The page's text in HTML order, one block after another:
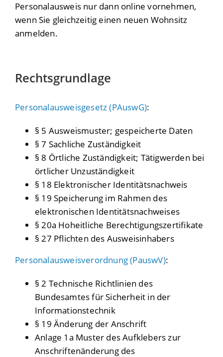
Personalausweis nur dann online vornehmen,
wenn Sie gleichzeitig einen neuen Wohnsitz
anmelden.
Rechtsgrundlage
Personalausweisgesetz (PAuswG):
§ 5 Ausweismuster; gespeicherte Daten
§ 7 Sachliche Zuständigkeit
§ 8 Örtliche Zuständigkeit; Tätigwerden bei
örtlicher Unzuständigkeit
§ 18 Elektronischer Identitätsnachweis
§ 19 Speicherung im Rahmen des
elektronischen Identitätsnachweises
§ 20a Hoheitliche Berechtigungszertifikate
§ 27 Pflichten des Ausweisinhabers
Personalausweisverordnung (PauswV):
§ 2 Technische Richtlinien des
Bundesamtes für Sicherheit in der
Informationstechnik
§ 19 Änderung der Anschrift
Anlage 1a Muster des Aufklebers zur
Anschriftenänderung des